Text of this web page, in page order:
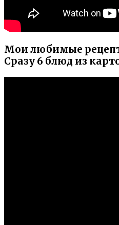
Мои любимые
Сразу 6 блюд из